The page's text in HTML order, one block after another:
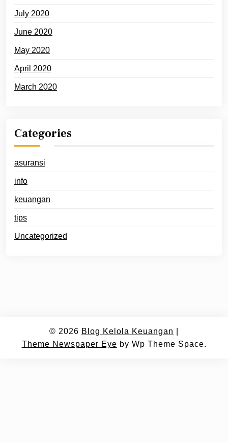
July 2020
June 2020
May 2020
April 2020
March 2020
Categories
asuransi
info
keuangan
tips
Uncategorized
© 2026 Blog Kelola Keuangan
Theme Newspaper Eye by Wp Theme Space.